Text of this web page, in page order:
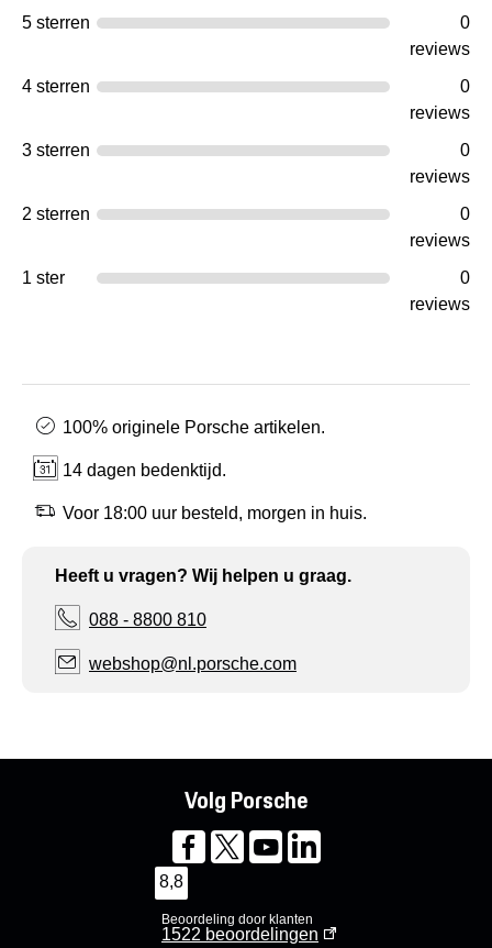
5 sterren
0
reviews
4 sterren
0
reviews
3 sterren
0
reviews
2 sterren
0
reviews
1 ster
0
reviews
100% originele Porsche artikelen.
14 dagen bedenktijd.
Voor 18:00 uur besteld, morgen in huis.
Heeft u vragen? Wij helpen u graag.
088 - 8800 810
webshop@nl.porsche.com
Volg Porsche
8,8
Beoordeling door klanten
1522 beoordelingen